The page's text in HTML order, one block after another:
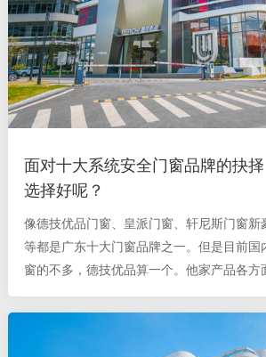
面对十大系统安全门窗品牌的抉
选择好呢？
像德技优品门窗、皇派门窗、轩尼斯门窗新
等都是广东十大门窗品牌之一。但是目前国
窗的不多，德技优品算一个。他家产品各方